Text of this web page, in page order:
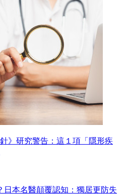
》研究警告：這１項「隱形疾
日本名醫顛覆認知：獨居更防失